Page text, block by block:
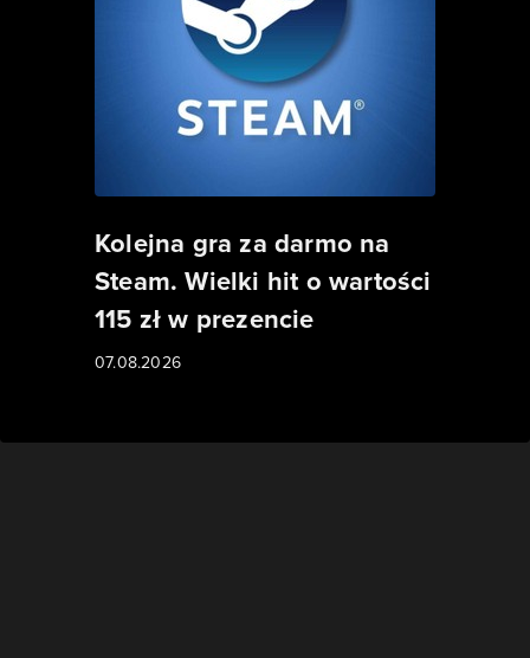
Kolejna gra za darmo na
Steam. Wielki hit o wartości
115 zł w prezencie
07.08.2026